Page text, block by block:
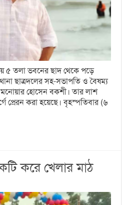
৫ তলা ভবনের ছাদ থেকে পড়ে
ছাত্রদলের সহ-সভাপতি ও বৈষম্য
হোসেন বকশী। তার লাশ
প্রেরন করা হয়েছে। বৃহস্পতিবার (৬
করে খেলার মাঠ